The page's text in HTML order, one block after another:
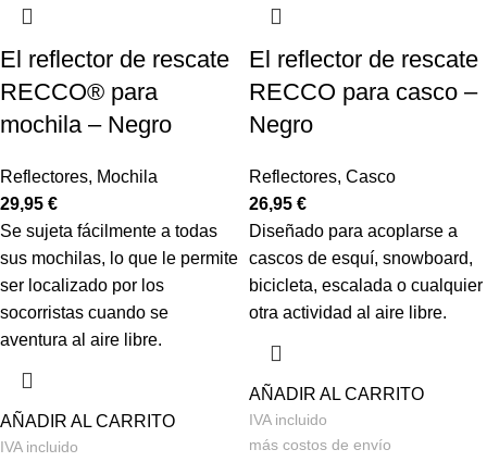
El reflector de rescate
RECCO® para
mochila– Negro
Reflectores, Mochila
29,95 €
Se sujeta fácilmente a todas
sus mochilas, lo que le permite
ser localizado por los
socorristas cuando se
aventura al aire libre.
AÑADIR AL CARRITO
IVA incluido
El reflector de rescate
RECCO para casco –
Negro
Reflectores, Casco
26,95 €
Diseñado para acoplarse a
cascos de esquí, snowboard,
bicicleta, escalada o cualquier
otra actividad al aire libre.
AÑADIR AL CARRITO
IVA incluido
más costos de envío